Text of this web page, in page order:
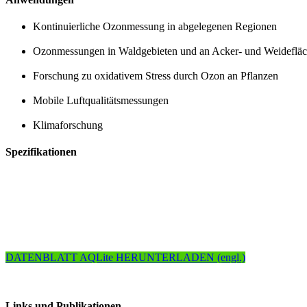
Kontinuierliche Ozonmessung in abgelegenen Regionen
Ozonmessungen in Waldgebieten und an Acker- und
Forschung zu oxidativem Stress durch Ozon an Pflanzen
Mobile Luftqualitätsmessungen
Klimaforschung
Spezifikationen
DATENBLATT AQLite HERUNTERLADEN (engl.)